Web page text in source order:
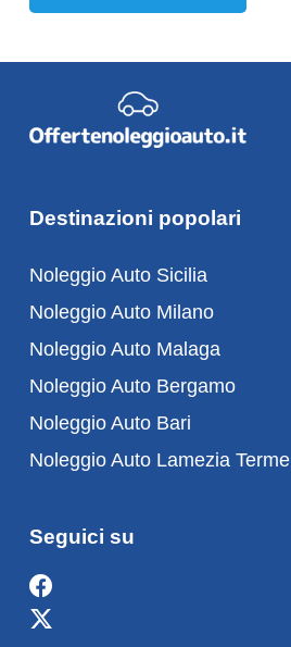
Destinazioni popolari
Noleggio Auto Sicilia
Noleggio Auto Milano
Noleggio Auto Malaga
Noleggio Auto Bergamo
Noleggio Auto Bari
Noleggio Auto Lamezia Terme
Seguici su